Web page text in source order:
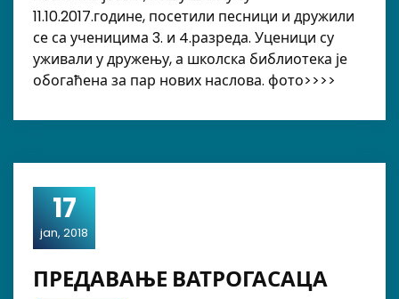
11.10.2017.године, посетили песници и дружили
се са ученицима 3. и 4.разреда. Уценици су
уживали у дружењу, а школска библиотека је
обогаћена за пар нових наслова. фото>>>>
17
jan, 2018
ПРЕДАВАЊЕ ВАТРОГАСАЦА